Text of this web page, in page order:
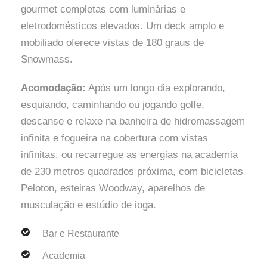
gourmet completas com luminárias e
eletrodomésticos elevados. Um deck amplo e
mobiliado oferece vistas de 180 graus de
Snowmass.
Acomodação: Após um longo dia explorando,
esquiando, caminhando ou jogando golfe,
descanse e relaxe na banheira de hidromassagem
infinita e fogueira na cobertura com vistas
infinitas, ou recarregue as energias na academia
de 230 metros quadrados próxima, com bicicletas
Peloton, esteiras Woodway, aparelhos de
musculação e estúdio de ioga.
Bar e Restaurante
Academia